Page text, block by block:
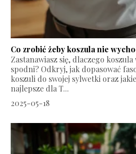
Co zrobić żeby koszula nie
Zastanawiasz się, dlaczego
spodni? Odkryj, jak dopasować
koszuli do swojej sylwetki oraz
najlepsze dla T...
2025-05-18